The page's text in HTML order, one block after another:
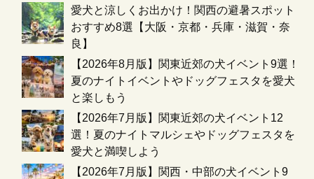
愛犬と涼しくお出かけ！関西の避暑スポット
おすすめ8選【大阪・京都・兵庫・滋賀・奈
良】
【2026年8月版】関東近郊の犬イベント9選！
夏のナイトイベントやドッグフェスタを愛犬
と楽しもう
【2026年7月版】関東近郊の犬イベント12
選！夏のナイトマルシェやドッグフェスタを
愛犬と満喫しよう
【2026年7月版】関西・中部の犬イベント9